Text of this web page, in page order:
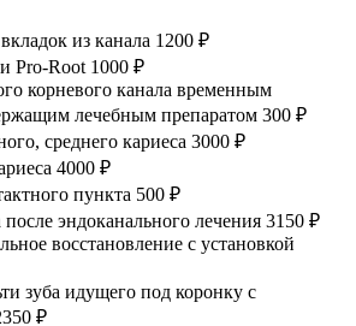
из канала 1200 ₽
Pro-Root 1000 ₽
корневого канала временным
лечебным препаратом 300 ₽
среднего кариеса 3000 ₽
4000 ₽
пункта 500 ₽
эндоканального лечения 3150 ₽
восстановление с установкой
зуба идущего под коронку с
₽